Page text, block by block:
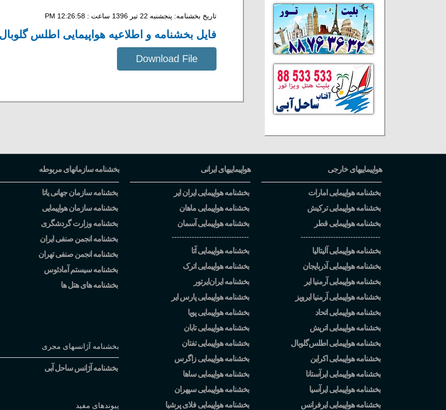
تاریخ بخشنامه: پنجشنبه 22 تیر 1396 ساعت : 12:26:58 PM
فایل بخشنامه و اطلاعیه هواپیمایی اطلس
Download File
هواپیماییهای خارجی
بخشنامه هواپیمایی امارات
بخشنامه هواپیمایی ترکیش
بخشنامه هواپیمایی قطر
--------------------------------
بخشنامه هواپیمایی آلیتالیا
بخشنامه هواپیمایی آذربایجان
بخشنامه هواپیمایی آرمنیا ایر
بخشنامه هواپیمایی آرمنیا ایرویز
بخشنامه هواپیمایی اتحاد
بخشنامه هواپیمایی اتریش
بخشنامه هواپیمایی اطلسگلوبال
بخشنامه هواپیمایی اکراین
بخشنامه هواپیمایی ایرآستانا
بخشنامه هواپیمایی ایرآسیا
بخشنامه هواپیمایی ایرفرانس
هواپیماییهای ایرانی
بخشنامه هواپیمایی ایران ایر
بخشنامه هواپیمایی ماهان
بخشنامه هواپیمایی آسمان
-------------------------------
بخشنامه هواپیمایی آتا
بخشنامه هواپیمایی اترک
بخشنامه ایرانایرتور
بخشنامه هواپیمایی پارس ایر
بخشنامه هواپیمایی پویا
بخشنامه هواپیمایی تابان
بخشنامه هواپیمایی تفتان
بخشنامه هواپیمایی زاگرس
بخشنامه هواپیمایی ساها
بخشنامه هواپیمایی سپهران
بخشنامه هواپیمایی فلای پرشیا
بخشنامه سازمانهای مربوطه
بخشنامه سازمان جهانی یاتا
بخشنامه سازمان هواپیمایی
بخشنامه وزارت گردشگری
بخشنامه انجمن صنفی ایران
بخشنامه انجمن صنفی تهران
بخشنامه سیستم آمادئوس
بخشنامه های هتل ها
بخشنامه آژانسهای مجری
بخشنامه آژانس ساحل آبی
پیوندهای مفید